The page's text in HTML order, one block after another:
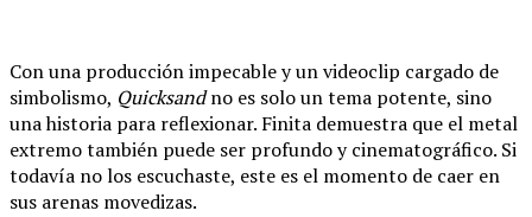
Con una producción impecable y un videoclip cargado de
simbolismo, Quicksandno es solo un tema potente, sino
una historia para reflexionar. Finita demuestra que el metal
extremo también puede ser profundo y cinematográfico. Si
todavía no los escuchaste, este es el momento de caer en
sus arenas movedizas.